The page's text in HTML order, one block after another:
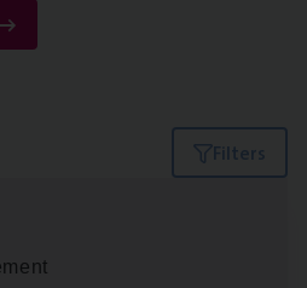
Filters
Inkomen